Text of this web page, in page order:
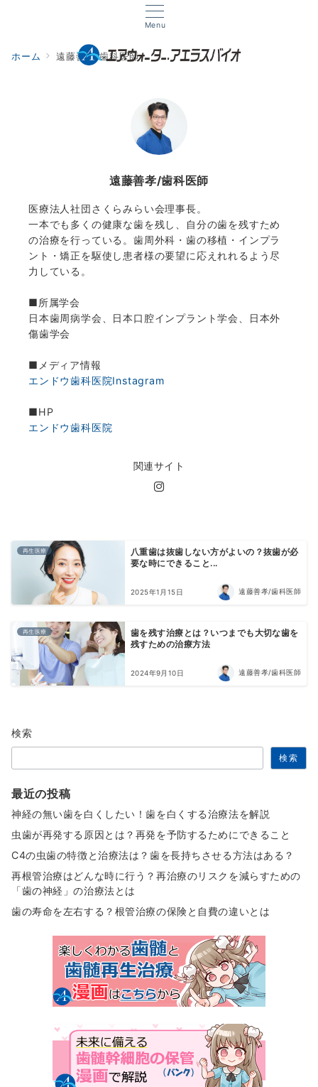
Menu
ホーム 遠藤善孝/歯科医師
遠藤善孝/歯科医師
医療法人社団さくらみらい会理事長。
一本でも多くの健康な歯を残し、自分の歯を残すため
の治療を行っている。歯周外科・歯の移植・インプラ
ント・矯正を駆使し患者様の要望に応えれれるよう尽
力している。
■所属学会
日本歯周病学会、日本口腔インプラント学会、日本外
傷歯学会
■メディア情報
エンドウ歯科医院Instagram
■HP
エンドウ歯科医院
関連サイト
再生医療
八重歯は抜歯しない方がよいの？抜歯が必
要な時にできること...
2025年1月15日 遠藤善孝/歯科医師
再生医療
歯を残す治療とは？いつまでも大切な歯を
残すための治療方法
2024年9月10日 遠藤善孝/歯科医師
検索
検索
最近の投稿
神経の無い歯を白くしたい！歯を白くする治療法を解説
虫歯が再発する原因とは？再発を予防するためにできること
C4の虫歯の特徴と治療法は？歯を長持ちさせる方法はある？
再根管治療はどんな時に行う？再治療のリスクを減らすための
「歯の神経」の治療法とは
歯の寿命を左右する？根管治療の保険と自費の違いとは